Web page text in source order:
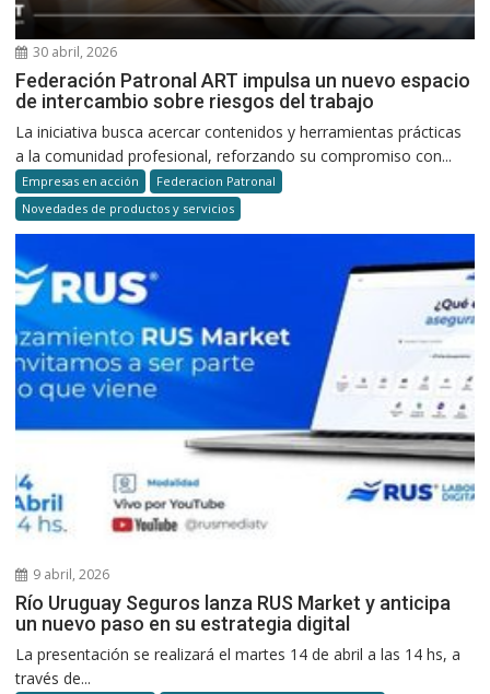
30 abril, 2026
Federación Patronal ART impulsa un nuevo espacio
de intercambio sobre riesgos del trabajo
La iniciativa busca acercar contenidos y herramientas prácticas
a la comunidad profesional, reforzando su compromiso con...
Empresas en acción
Federacion Patronal
Novedades de productos y servicios
9 abril, 2026
Río Uruguay Seguros lanza RUS Market y anticipa
un nuevo paso en su estrategia digital
La presentación se realizará el martes 14 de abril a las 14 hs, a
través de...